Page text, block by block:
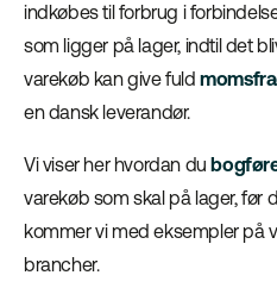
indkøbes til forbrug i
som ligger på lager, indtil det
varekøb kan give fuld
en dansk leverandør.
Vi viser her hvordan du
varekøb som skal på lager, før
kommer vi med eksempler på
brancher.